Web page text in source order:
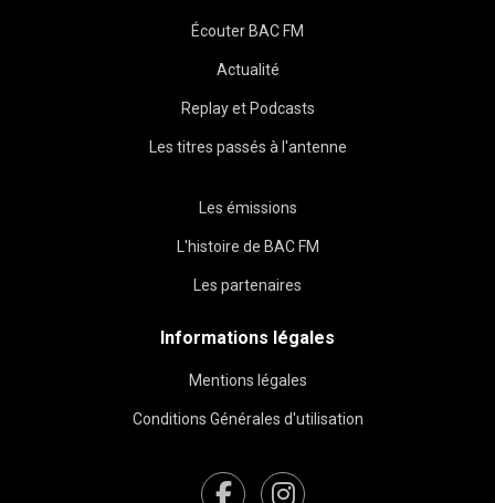
Écouter BAC FM
Actualité
Replay et Podcasts
Les titres passés à l'antenne
Les émissions
L'histoire de BAC FM
Les partenaires
Informations légales
Mentions légales
Conditions Générales d'utilisation